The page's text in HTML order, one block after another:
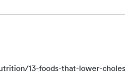
13-foods-that-lower-